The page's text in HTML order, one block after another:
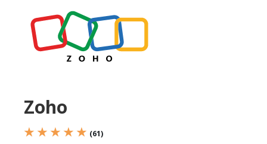
Zoho
★ ★ ★ ★ ★ (61)